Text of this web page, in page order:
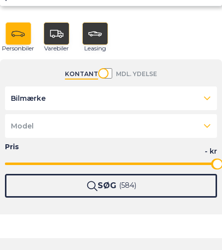
Personbiler Varebiler Leasing
KONTANT MDL. YDELSE
Bilmærke
Model
SØG 584